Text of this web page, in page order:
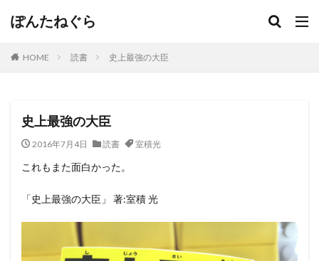
ぽんたねぐら
HOME 読書 史上最強の大臣
史上最強の大臣
2016年7月4日 読書 室積光
これもまた面白かった。
「史上最強の大臣」 著:室積 光